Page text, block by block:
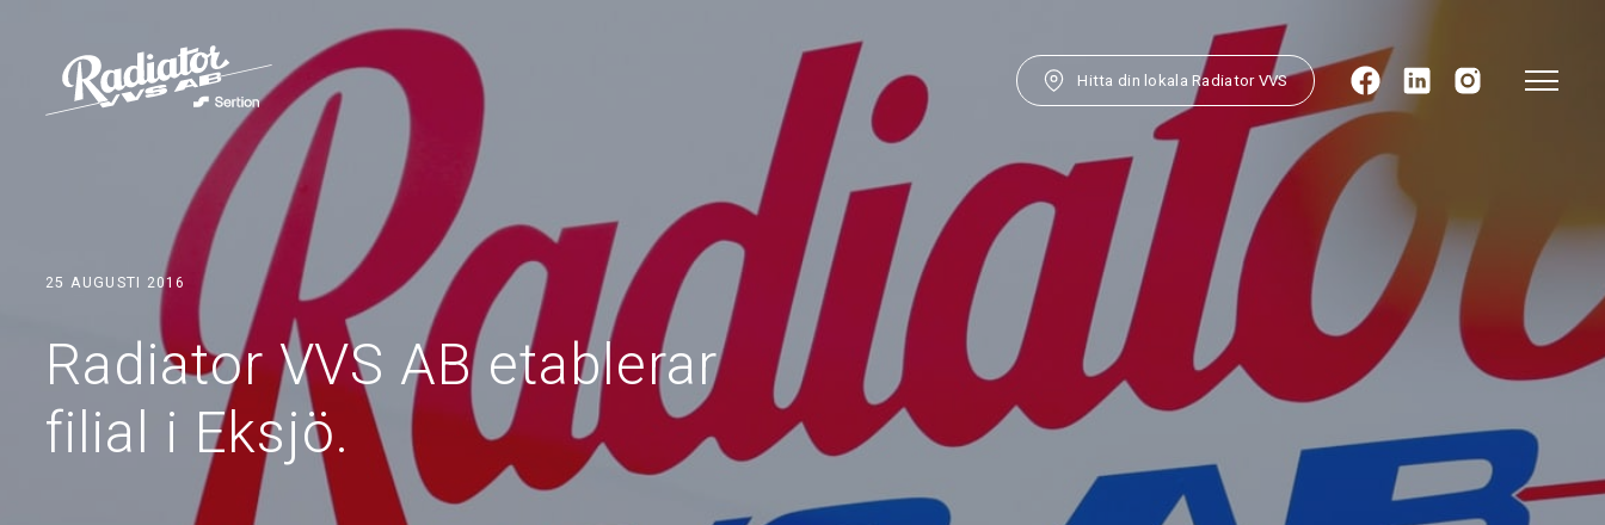
Hitta din lokala Radiator VVS
25 AUGUSTI 2016
Radiator VVS AB etablerar
filial i Eksjö.